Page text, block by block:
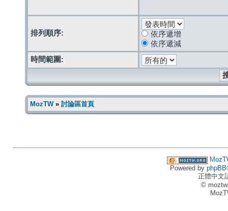
排列順序:
依序遞增
依序遞減
時間範圍:
MozTW» 討論區首頁
Powered by phpBB
正體中文
©